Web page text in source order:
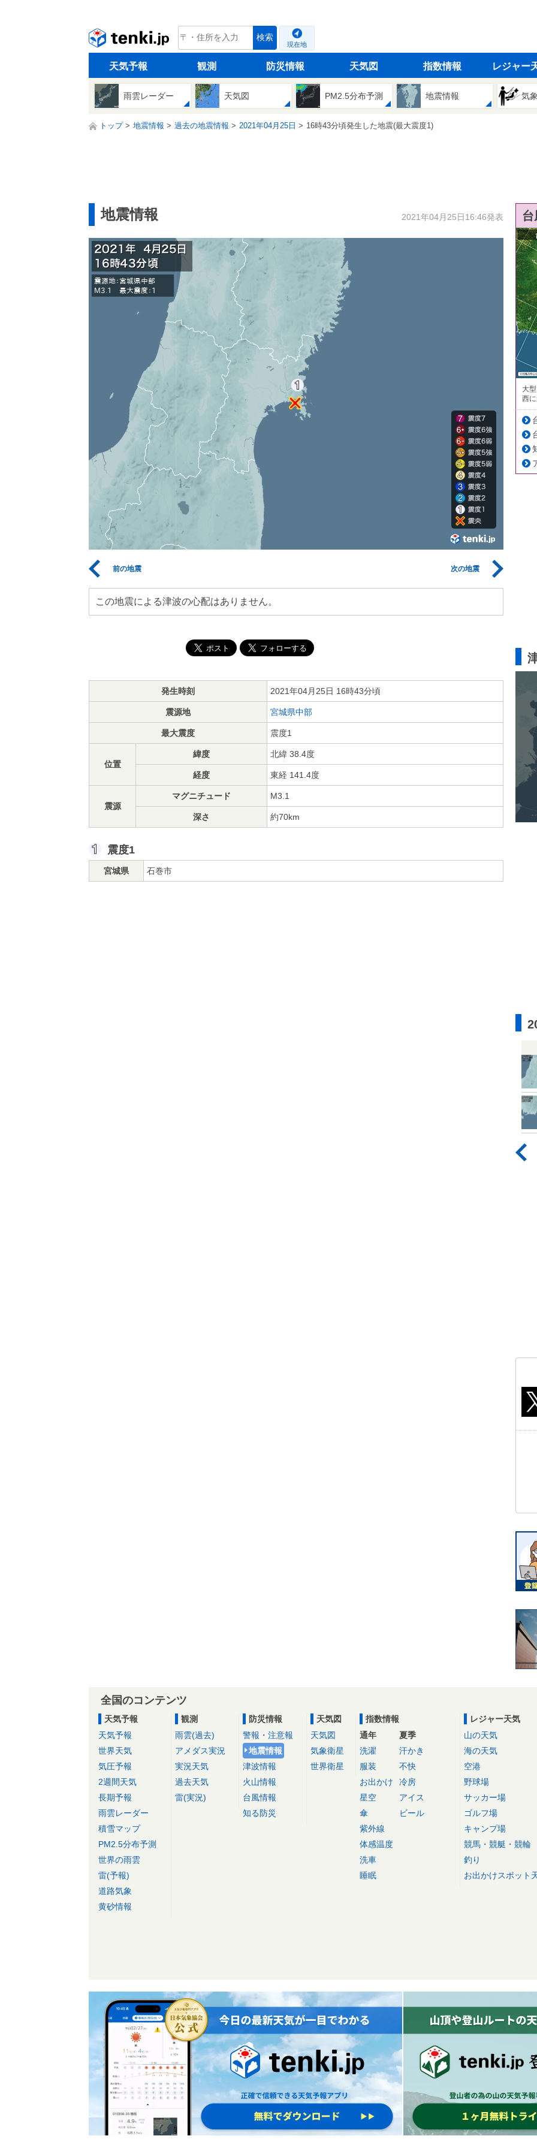
tenki.jp 検索
現在地
天気予報 観測 防災情報 天気図 指数情報 レジャー
雨雲レーダー 天気図 PM2.5分布予測 地震情報 気
トップ 地震情報 過去の地震情報 2021年04月25日 16時43分頃発生した地震(最大震度1)
地震情報 2021年04月25日16:46発表
前の地震 次の地震
この地震による津波の心配はありません。
発生時刻 2021年04月25日 16時43分頃
震源地 宮城県中部
最大震度 震度1
位置
緯度 北緯 38.4度
経度 東経 141.4度
震源
マグニチュード M3.1
深さ 約70km
震度1
宮城県 石巻市
大
西
全国のコンテンツ
天気予報
天気予報
世界天気
気圧予報
2週間天気
長期予報
雨雲レーダー
積雪マップ
PM2.5分布予測
世界の雨雲
雷(予報)
道路気象
黄砂情報
観測
雨雲(過去)
アメダス実況
実況天気
過去天気
雷(実況)
防災情報
警報・注意報
地震情報
津波情報
火山情報
台風情報
知る防災
天気図
天気図
気象衛星
世界衛星
指数情報
通年
洗濯
服装
お出かけ
星空
傘
紫外線
体感温度
洗車
睡眠
夏季
汗かき
不快
冷房
アイス
ビール
レジャー天気
山の天気
海の天気
空港
野球場
サッカー場
ゴルフ場
キャンプ場
競馬・競艇・競輪
釣り
お出かけスポット